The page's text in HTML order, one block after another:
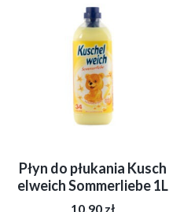
Płyn do płukania Kusch
elweich Sommerliebe 1L
10,90 zł